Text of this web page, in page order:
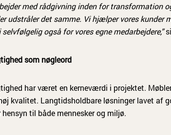
med rådgivning inden for transformation
udstråler det samme. Vi hjælper vores kunder
selvfølgelig også for vores egne medarbejdere,”
som nøgleord
har været en kerneværdi i projektet.
kvalitet. Langtidsholdbare løsninger lavet af
hensyn til både mennesker og miljø.